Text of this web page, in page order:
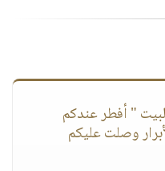
" أفطر عندكم
وصلت عليكم